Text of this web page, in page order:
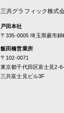
三共グラフィック株式
戸田本社
〒335-0005 埼玉県蕨市
飯田橋営業所
〒102-0071
東京都千代田区富士見2-
三共富士見ビル3F